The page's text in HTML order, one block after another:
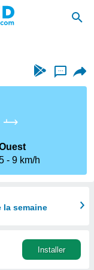
...
9 km/h
la semaine
Installer